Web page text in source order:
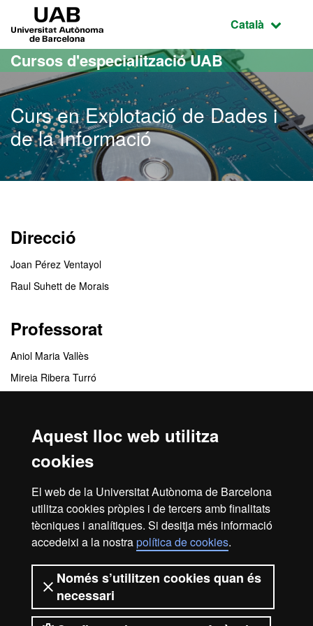
Aquest lloc web utilitza
cookies
El web de la Universitat Autònoma de Barcelona
utilitza cookies pròpies i de tercers amb finalitats
tècniques i analítiques. Si desitja més informació
accedeixi a la nostrapolítica de cookies.
Només s’utilitzen cookies quan és
necessari
Ves al contingut principal
Ves a la navegació de la pàgina
Idioma
Català
Cursos d'especialització UAB
Curs en Explotació de Dades i
de la Informació
Direcció
Joan Pérez Ventayol
Raul Suhett de Morais
Professorat
Aniol Maria Vallès
Mireia Ribera Turró
Remo Lucio Suppi Boldrito
Centres responsables
FUAB Formació. Arxivística i Gestió de Documents
Inici Avís legal
Protecció de dades
Sobre el web